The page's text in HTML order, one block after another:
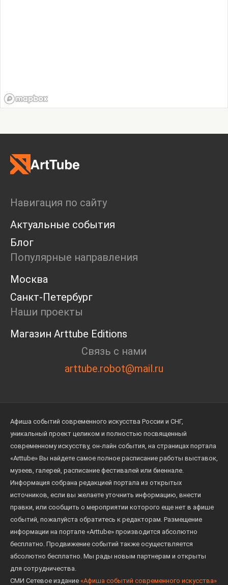
Навигация по сайту
Актуальные события
Блог
Популярные направления
Москва
Санкт-Петербург
Наши проекты
Магазин Arttube Editions
Связь с нами
arttube.robot@mail.ru
Афиша событий современного искусства России и СНГ,
уникальный проект целиком и полностью посвященный
современному искусству, он-лайн события, на страницах портала
«Arttube» Вы найдете самое полное расписание работы выставок,
музеев, галерей, расписание фестивалей или биеннале.
Информация собрана редакцией портала из открытых
источников, если вы желаете уточнить информацию, внести
правки, или сообщить о мероприятии которого еще нет в афише
событий, пожалуйста обратитесь к редакторам. Размещение
информации на портале «Arttube» производится абсолютно
бесплатно. Продвижение событий также осуществляется
абсолютно бесплатно. Мы рады новым партнерам и открыты
для сотрудничества.
СМИ Сетевое издание «Афиша событий современного искусства»